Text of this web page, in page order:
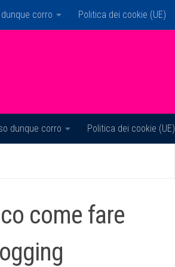
corro Politica dei cookie (UE)
dunque corro Politica dei cookie (UE)
come fare